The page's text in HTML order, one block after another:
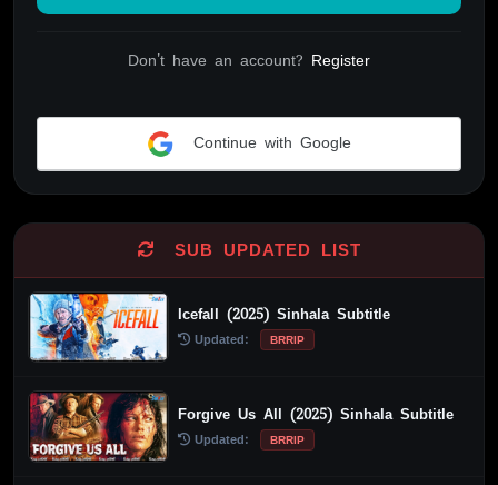
Don't have an account? Register
Continue with Google
SUB UPDATED LIST
Icefall (2025) Sinhala Subtitle
Updated: BRRIP
Forgive Us All (2025) Sinhala Subtitle
Updated: BRRIP